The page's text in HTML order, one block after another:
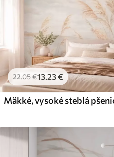
22.05€13.23€